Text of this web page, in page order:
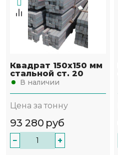
Квадрат 150х150 мм
стальной ст. 20
В наличии
Цена за тонну
93 280 руб
− +